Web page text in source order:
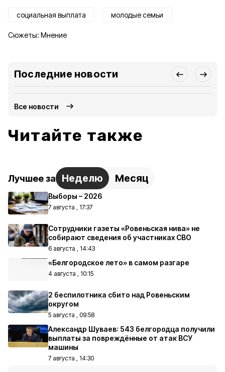
социальная выплата молодые семьи
Сюжеты: Мнение
Последние новости
Все новости
Читайте также
Лучшее за Неделю Месяц
Выборы – 2026
7 августа , 17:37
Сотрудники газеты «Ровеньская нива» не
собирают сведения об участниках СВО
6 августа , 14:43
«Белгородское лето» в самом разгаре
4 августа , 10:15
2 беспилотника сбито над Ровеньским
округом
5 августа , 09:58
Александр Шуваев: 543 белгородца получили
выплаты за повреждённые от атак ВСУ
машины
7 августа , 14:30